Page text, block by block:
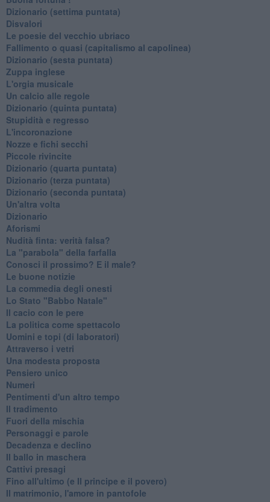
​Dizionario (settima puntata)
Disvalori
Le poesie del vecchio ubriaco
Fallimento o quasi (capitalismo al capolinea)
Dizionario (sesta puntata)
Zuppa inglese
L'orgia musicale
Un calcio alle regole
Dizionario (quinta puntata)
Stupidità e regresso
L'incoronazione
Nozze e fichi secchi
Piccole rivincite
​Dizionario (quarta puntata)
​Dizionario (terza puntata)
​Dizionario (seconda puntata)
Un'altra volta
Dizionario
Aforismi
Nudità finta: verità falsa?
La "parabola" della farfalla
Conosci il prossimo? E il male?
Le buone notizie
La commedia degli onesti
Lo Stato "Babbo Natale"
Il cacio con le pere
La politica come spettacolo
Uomini e topi (di laboratori)
Attraverso i vetri
Una modesta proposta
Pensiero unico
Numeri
Pentimenti d'un altro tempo
Il tradimento
Fuori della mischia
Personaggi e parole
Decadenza e declino
Il ballo in maschera
Cattivi presagi
Fino all'ultimo (e Il principe e il povero)
Il matrimonio, l'amore in pantofole